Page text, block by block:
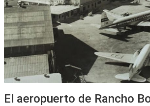
El aeropuerto de Rancho